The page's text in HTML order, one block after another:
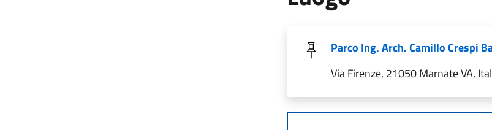
Parco Ing. Arch. Camillo Crespi
Via Firenze, 21050 Marnate VA,